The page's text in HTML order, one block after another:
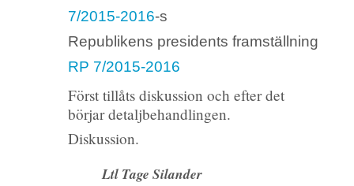
7/2015-2016-s
Republikens presidents framställning
RP 7/2015-2016
Först tillåts diskussion och efter det
börjar detaljbehandlingen.
Diskussion.
Ltl Tage Silander